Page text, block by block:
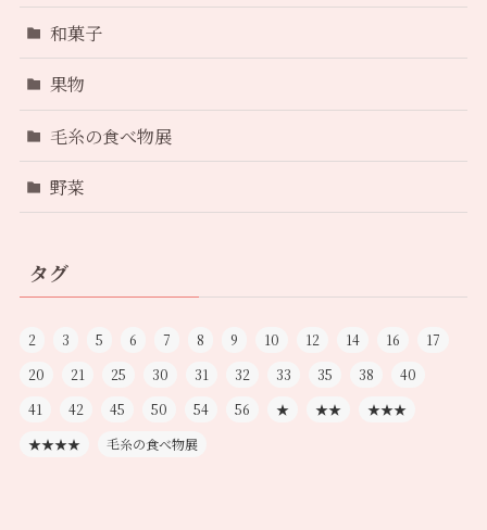
和菓子
果物
毛糸の食べ物展
野菜
タグ
2 3 5 6 7 8 9 10 12 14 16
17
20
21 25 30 31 32 33 35 38
40
41
42 45 50 54 56 ★ ★★
★★★
★★★★
毛糸の食べ物展